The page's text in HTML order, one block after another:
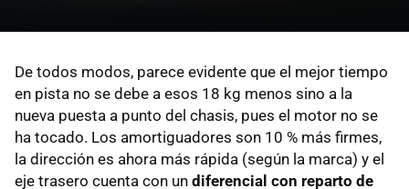
De todos modos, parece evidente que el mejor tiempo
en pista no se debe a esos 18 kg menos sino a la
nueva puesta a punto del chasis, pues el motor no se
ha tocado. Los amortiguadores son 10 % más firmes,
la dirección es ahora más rápida (según la marca) y el
eje trasero cuenta con un diferencial con reparto de